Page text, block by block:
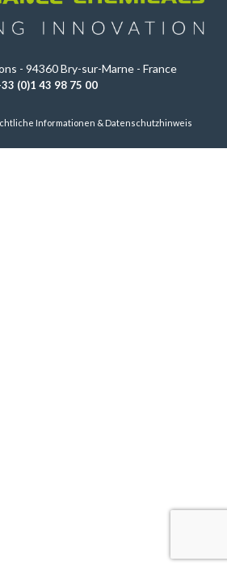
- 94360 Bry-sur-Marne - France
(0)1 43 98 75 00
Informationen & Datenschutzhinweis